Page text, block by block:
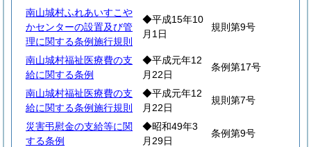
南山城村ふれあいすこや
かセンターの設置及び管
理に関する条例施行規則
◆平成15年10
月1日
規則第9号
南山城村福祉医療費の支
給に関する条例
◆平成元年12
月22日
条例第17号
南山城村福祉医療費の支
給に関する条例施行規則
◆平成元年12
月22日
規則第7号
災害弔慰金の支給等に関
する条例
◆昭和49年3
月29日
条例第9号